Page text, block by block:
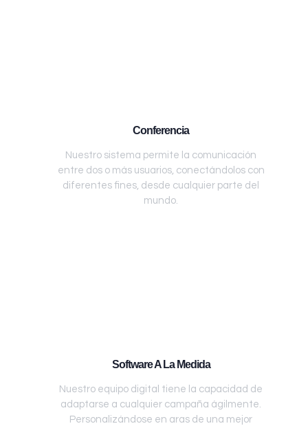
Conferencia
Nuestro sistema permite la comunicación
entre dos o más usuarios, conectándolos con
diferentes fines, desde cualquier parte del
mundo.
Software A La Medida
Nuestro equipo digital tiene la capacidad de
adaptarse a cualquier campaña ágilmente.
Personalizándose en aras de una mejor